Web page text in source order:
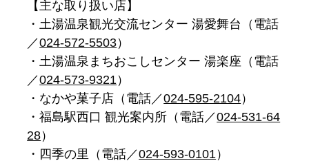
【主な取り扱い店】
・土湯温泉観光交流センター 湯愛舞台（電話
／024-572-5503）
・土湯温泉まちおこしセンター 湯楽座（電話
／024-573-9321 ）
・なかや菓子店（電話／024-595-2104）
・福島駅西口 観光案内所（電話／024-531-64
28）
・四季の里（電話／024-593-0101 ）